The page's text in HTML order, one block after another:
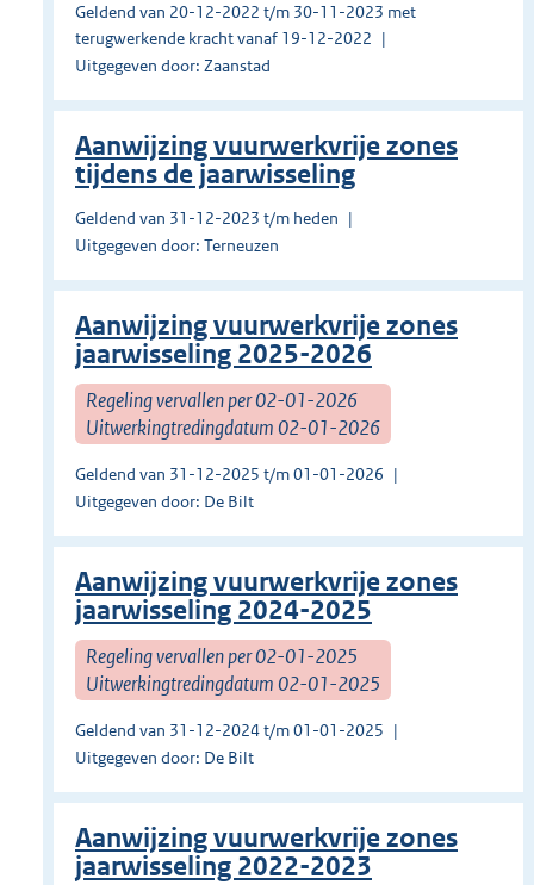
Geldend van 20-12-2022 t/m 30-11-2023 met
terugwerkende kracht vanaf 19-12-2022
Uitgegeven door: Zaanstad
Aanwijzing vuurwerkvrije zones
tijdens de jaarwisseling
Geldend van 31-12-2023 t/m heden
Uitgegeven door: Terneuzen
Aanwijzing vuurwerkvrije zones
jaarwisseling 2025-2026
Regeling vervallen per 02-01-2026
Uitwerkingtredingdatum 02-01-2026
Geldend van 31-12-2025 t/m 01-01-2026
Uitgegeven door: De Bilt
Aanwijzing vuurwerkvrije zones
jaarwisseling 2024-2025
Regeling vervallen per 02-01-2025
Uitwerkingtredingdatum 02-01-2025
Geldend van 31-12-2024 t/m 01-01-2025
Uitgegeven door: De Bilt
Aanwijzing vuurwerkvrije zones
jaarwisseling 2022-2023